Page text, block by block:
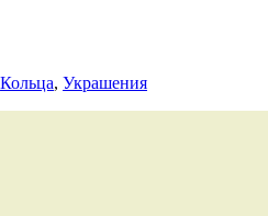
Кольца, Украшения